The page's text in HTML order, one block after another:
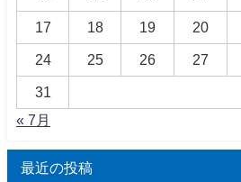
17 18 19 20
24 25 26 27
31
« 7月
最近の投稿